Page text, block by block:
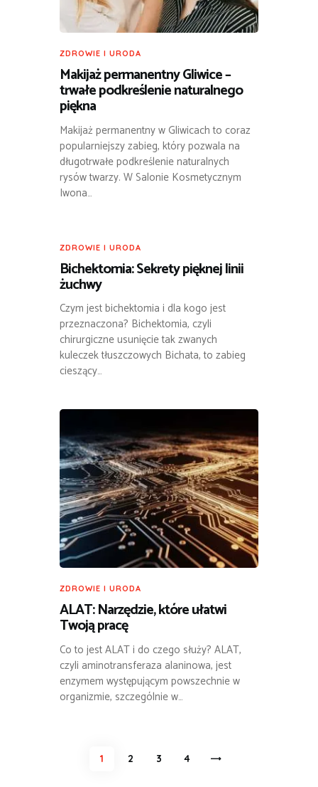
ZDROWIE I URODA
Makijaż permanentny Gliwice –
trwałe podkreślenie naturalnego
piękna
Makijaż permanentny w Gliwicach to coraz
popularniejszy zabieg, który pozwala na
długotrwałe podkreślenie naturalnych
rysów twarzy. W Salonie Kosmetycznym
Iwona…
ZDROWIE I URODA
Bichektomia: Sekrety pięknej linii
żuchwy
Czym jest bichektomia i dla kogo jest
przeznaczona? Bichektomia, czyli
chirurgiczne usunięcie tak zwanych
kuleczek tłuszczowych Bichata, to zabieg
cieszący…
ZDROWIE I URODA
ALAT: Narzędzie, które ułatwi
Twoją pracę
Co to jest ALAT i do czego służy? ALAT,
czyli aminotransferaza alaninowa, jest
enzymem występującym powszechnie w
organizmie, szczególnie w…
Stronicowanie
PAGE
1 PAGE
2 PAGE
3 PAGE
4